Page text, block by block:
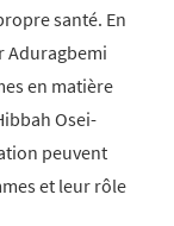
santé. En
Aduragbemi
en matière
Osei-
peuvent
et leur rôle